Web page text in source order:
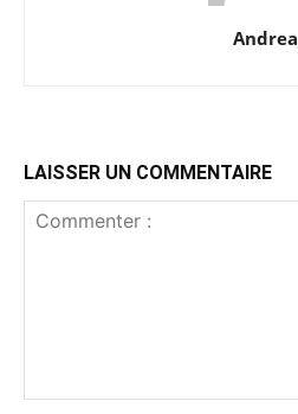
Andrea
LAISSER UN COMMENTAIRE